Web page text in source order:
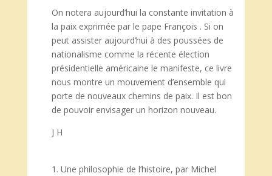
On notera aujourd’hui la constante invitation à
la paix exprimée par le pape François . Si on
peut assister aujourd’hui à des poussées de
nationalisme comme la récente élection
présidentielle américaine le manifeste, ce livre
nous montre un mouvement d’ensemble qui
porte de nouveaux chemins de paix. Il est bon
de pouvoir envisager un horizon nouveau.
J H
Une philosophie de l’histoire, par Michel